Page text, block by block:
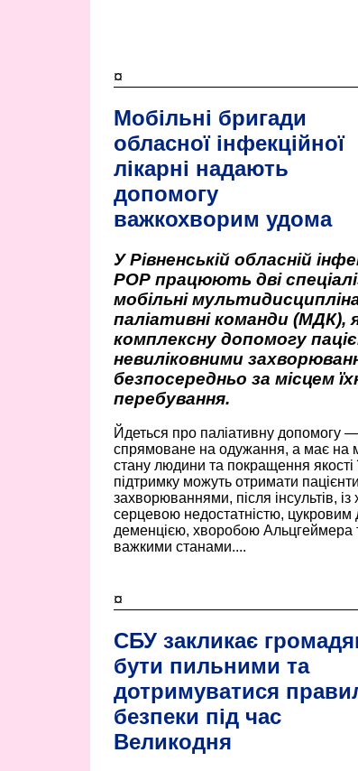
¤
Мобільні бригади
обласної інфекційної
лікарні надають
допомогу
важкохворим удома
У Рівненській обласній
РОР працюють дві
мобільні
паліативні команди (МДК),
комплексну допомогу
невиліковними
безпосередньо за місцем
перебування.
Йдеться про паліативну допомогу
спрямоване на одужання, а має на
стану людини та покращення якості
підтримку можуть отримати
захворюваннями, після інсультів, із
серцевою недостатністю, цукровим
деменцією, хворобою Альцгеймера
важкими станами....
¤
СБУ закликає
бути пильними та
дотримуватися
безпеки під час
Великодня